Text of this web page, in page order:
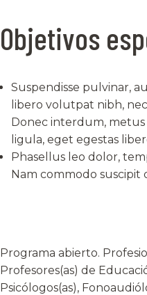
Objetivos
Suspendisse pulvinar,
libero volutpat nibh,
Donec interdum,
ligula, eget egestas
Phasellus leo dolor,
Nam commodo suscipit
Programa abierto.
Profesores(as) de
Psicólogos(as),